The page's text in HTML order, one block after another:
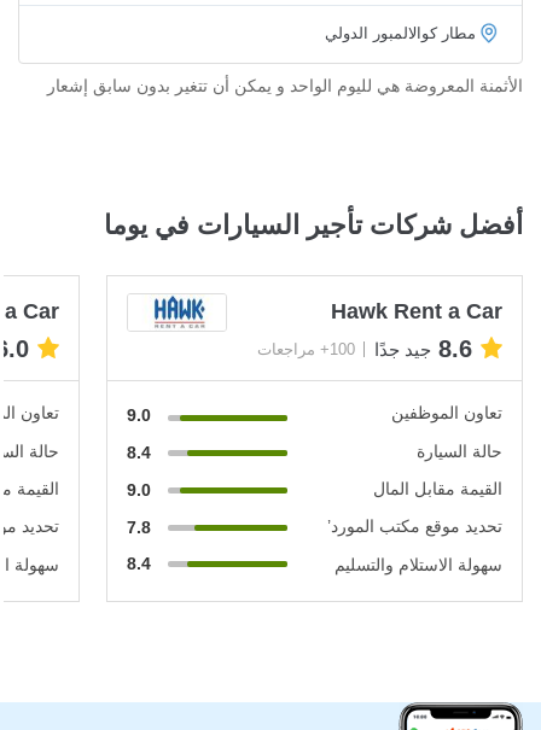
مطار كوالالمبور الدولي
الأثمنة المعروضة هي لليوم الواحد و يمكن أن تتغير بدون سابق إشعار
أفضل شركات تأجير السيارات في يوما
Hawk Rent a Car
8.6 جيد جدًا 100+ مراجعات
تعاون الموظفين
9.0
حالة السيارة
8.4
القيمة مقابل المال
9.0
تحديد موقع مكتب المورد’
7.8
سهولة الاستلام والتسليم
8.4
Car
تعاون
حالة
القيمة
تحديد
سهولة